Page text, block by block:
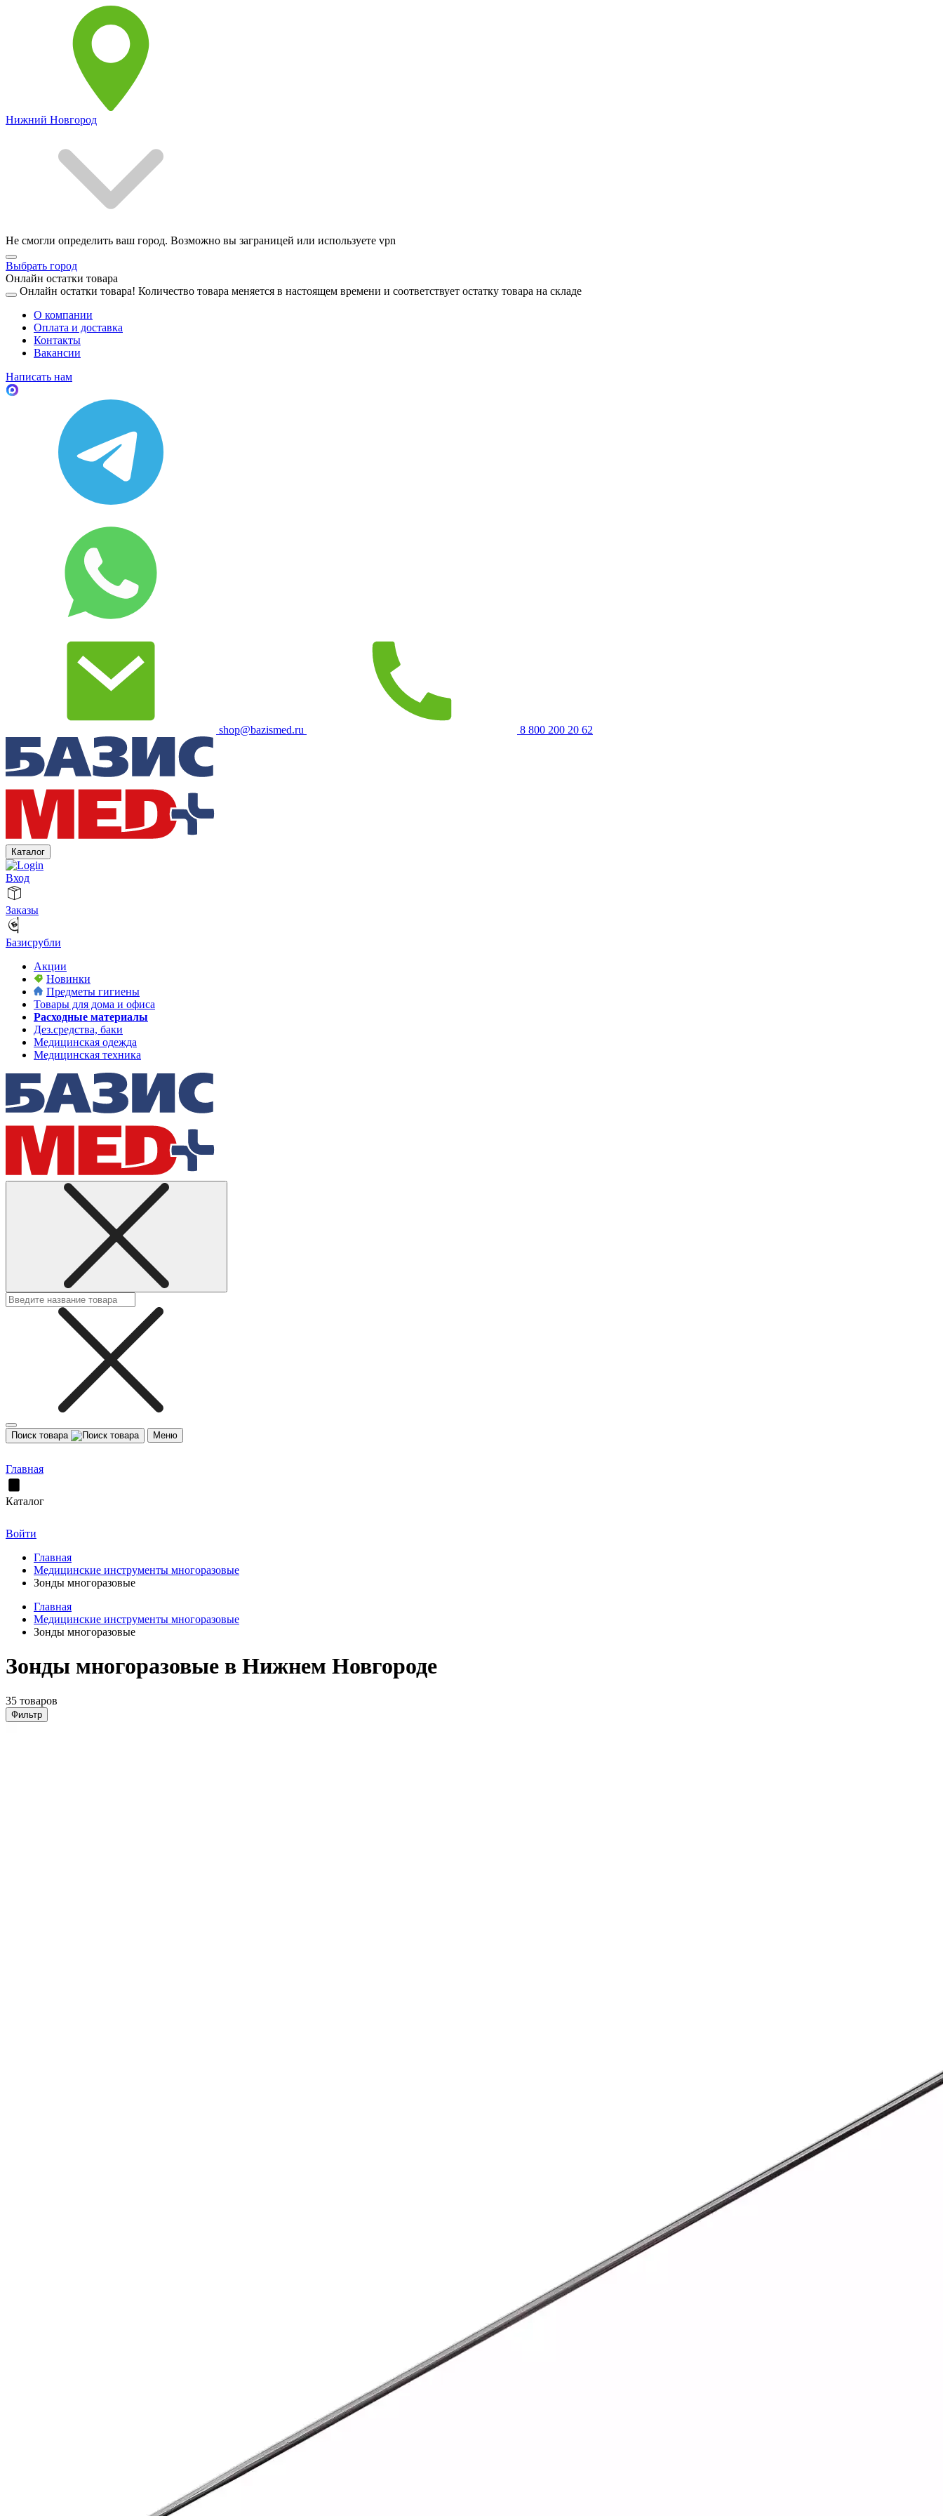
Нижний Новгород
Не смогли определить ваш город. Возможно вы заграницей или используете vpn
Выбрать город
Онлайн остатки товара
Онлайн остатки товара! Количество товара меняется в настоящем времени и соответствует остатку товара на складе
О компании
Оплата и доставка
Контакты
Вакансии
Написать нам
shop@bazismed.ru 8 800 200 20 62
Каталог
Вход
Заказы
Базисрубли
Акции
Новинки
Предметы гигиены
Товары для дома и офиса
Расходные материалы
Дез.средства, баки
Медицинская одежда
Медицинская техника
Поиск товара Меню
Главная
Каталог
Войти
Главная
Медицинские инструменты многоразовые
Зонды многоразовые
Главная
Медицинские инструменты многоразовые
Зонды многоразовые
Зонды многоразовые в Нижнем Новгороде
35 товаров
Фильтр